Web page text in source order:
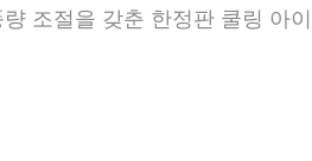
조절을 갖춘 한정판 쿨링 아이